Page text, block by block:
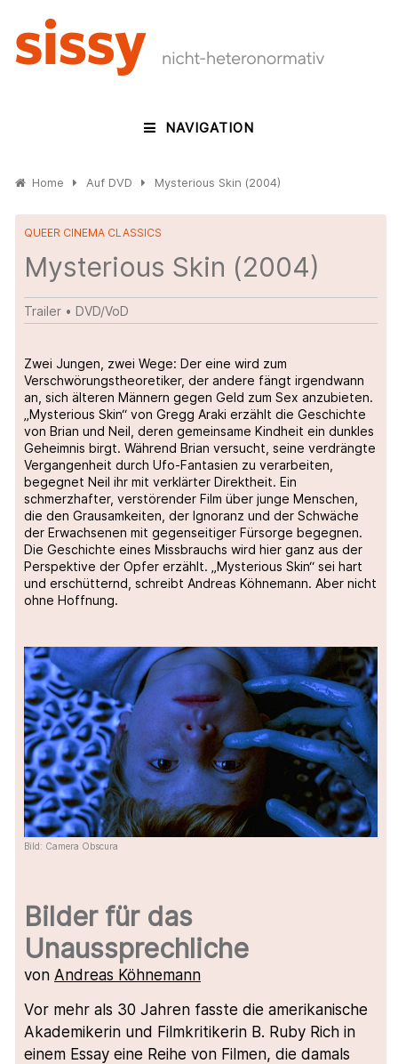
NAVIGATION
Home Auf DVD Mysterious Skin (2004)
QUEER CINEMA CLASSICS
Mysterious Skin (2004)
Trailer • DVD/VoD
Zwei Jungen, zwei Wege: Der eine wird zum
Verschwörungstheoretiker, der andere fängt irgendwann
an, sich älteren Männern gegen Geld zum Sex anzubieten.
„Mysterious Skin“ von Gregg Araki erzählt die Geschichte
von Brian und Neil, deren gemeinsame Kindheit ein dunkles
Geheimnis birgt. Während Brian versucht, seine verdrängte
Vergangenheit durch Ufo-Fantasien zu verarbeiten,
begegnet Neil ihr mit verklärter Direktheit. Ein
schmerzhafter, verstörender Film über junge Menschen,
die den Grausamkeiten, der Ignoranz und der Schwäche
der Erwachsenen mit gegenseitiger Fürsorge begegnen.
Die Geschichte eines Missbrauchs wird hier ganz aus der
Perspektive der Opfer erzählt. „Mysterious Skin“ sei hart
und erschütternd, schreibt Andreas Köhnemann. Aber nicht
ohne Hoffnung.
Bild: Camera Obscura
Bilder für das
Unaussprechliche
vonAndreas Köhnemann
Vor mehr als 30 Jahren fasste die amerikanische
Akademikerin und Filmkritikerin B. Ruby Rich in
einem Essay eine Reihe von Filmen, die damals